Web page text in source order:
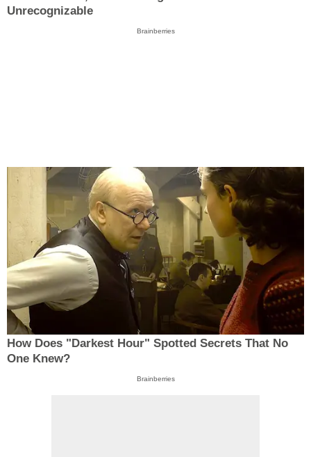
Unrecognizable
Brainberries
How Does "Darkest Hour" Spotted Secrets That No
One Knew?
Brainberries